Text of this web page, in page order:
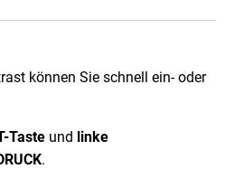
können Sie schnell ein- oder
Taste und linke
.